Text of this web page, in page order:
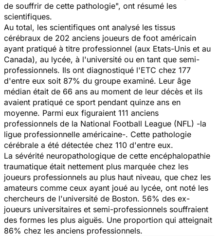
de souffrir de cette pathologie", ont résumé les
scientifiques.
Au total, les scientifiques ont analysé les tissus
cérébraux de 202 anciens joueurs de foot américain
ayant pratiqué à titre professionnel (aux Etats-Unis et au
Canada), au lycée, à l'université ou en tant que semi-
professionnels. Ils ont diagnostiqué l'ETC chez 177
d'entre eux soit 87% du groupe examiné. Leur âge
médian était de 66 ans au moment de leur décès et ils
avaient pratiqué ce sport pendant quinze ans en
moyenne. Parmi eux figuraient 111 anciens
professionnels de la National Football League (NFL) -la
ligue professionnelle américaine-. Cette pathologie
cérébrale a été détectée chez 110 d'entre eux.
La sévérité neuropathologique de cette encéphalopathie
traumatique était nettement plus marquée chez les
joueurs professionnels au plus haut niveau, que chez les
amateurs comme ceux ayant joué au lycée, ont noté les
chercheurs de l'université de Boston. 56% des ex-
joueurs universitaires et semi-professionnels souffraient
des formes les plus aiguës. Une proportion qui atteignait
86% chez les anciens professionnels.